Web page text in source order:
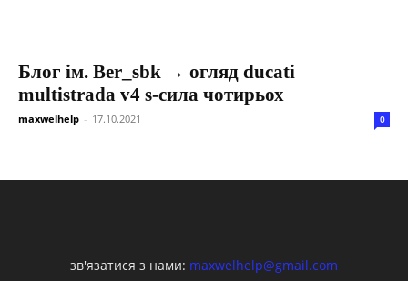
Блог ім. Ber_sbk → огляд ducati
multistrada v4 s-сила чотирьох
maxwelhelp - 17.10.2021 0
зв'язатися з нами: maxwelhelp@gmail.com